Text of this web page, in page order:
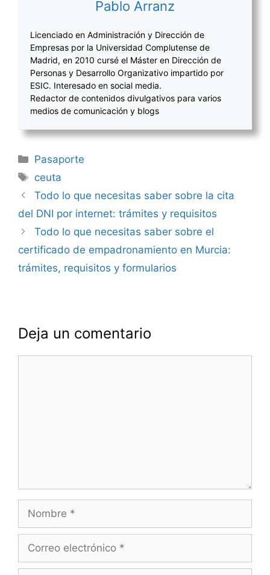
Pablo Arranz
Licenciado en Administración y Dirección de
Empresas por la Universidad Complutense de
Madrid, en 2010 cursé el Máster en Dirección de
Personas y Desarrollo Organizativo impartido por
ESIC. Interesado en social media.
Redactor de contenidos divulgativos para varios
medios de comunicación y blogs
Categorías
Pasaporte
Etiquetas
ceuta
Navegación
de
entradas
Todo lo que necesitas saber sobre la cita
del DNI por internet: trámites y requisitos
Todo lo que necesitas saber sobre el
certificado de empadronamiento en Murcia:
trámites, requisitos y formularios
Deja un comentario
electrónico